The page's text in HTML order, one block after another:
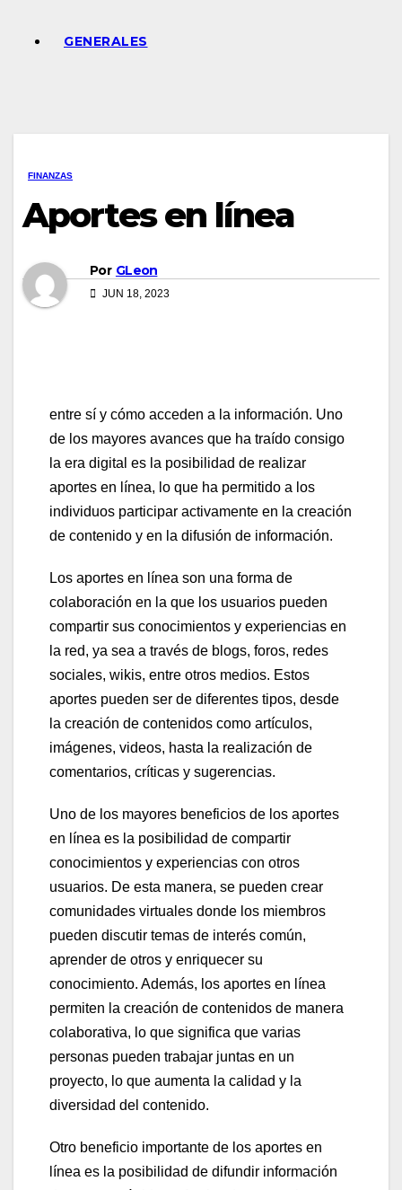
GENERALES
FINANZAS
Aportes en línea
Por GLeon
JUN 18, 2023
entre sí y cómo acceden a la información. Uno
de los mayores avances que ha traído consigo
la era digital es la posibilidad de realizar
aportes en línea, lo que ha permitido a los
individuos participar activamente en la creación
de contenido y en la difusión de información.
Los aportes en línea son una forma de
colaboración en la que los usuarios pueden
compartir sus conocimientos y experiencias en
la red, ya sea a través de blogs, foros, redes
sociales, wikis, entre otros medios. Estos
aportes pueden ser de diferentes tipos, desde
la creación de contenidos como artículos,
imágenes, videos, hasta la realización de
comentarios, críticas y sugerencias.
Uno de los mayores beneficios de los aportes
en línea es la posibilidad de compartir
conocimientos y experiencias con otros
usuarios. De esta manera, se pueden crear
comunidades virtuales donde los miembros
pueden discutir temas de interés común,
aprender de otros y enriquecer su
conocimiento. Además, los aportes en línea
permiten la creación de contenidos de manera
colaborativa, lo que significa que varias
personas pueden trabajar juntas en un
proyecto, lo que aumenta la calidad y la
diversidad del contenido.
Otro beneficio importante de los aportes en
línea es la posibilidad de difundir información